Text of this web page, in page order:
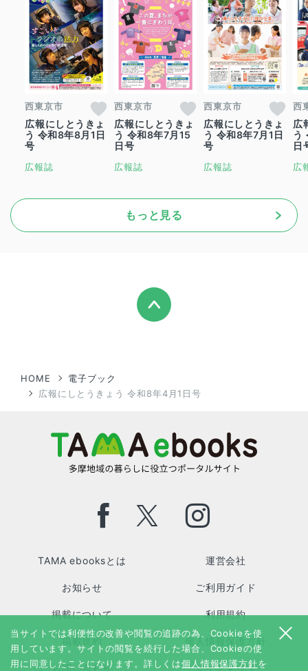
西東京市
広報にしとうきょ
う 令和8年8月1日
号
広報誌
西東京市
広報にしとうきょ
う 令和8年7月15
日号
広報誌
西東京市
広報にしとうきょ
う 令和8年7月1日
号
広報誌
西
広
う
日
広
もっと見る
HOME
電子ブック
広報にしとうきょう 令和8年4月1日号
TAMA ebooksとは 運営会社
お知らせ ご利用ガイド
掲載について 利用規約
掲載規約 個人情報保護方針
お問い合わせ サイトマップ
当サイトでは利便性の改善や閲覧の追跡の為、Cookieを使
用しています。サイトの閲覧を続行した場合、Cookieの使
用に同意したことになります。詳しくは個人情報保護方針を